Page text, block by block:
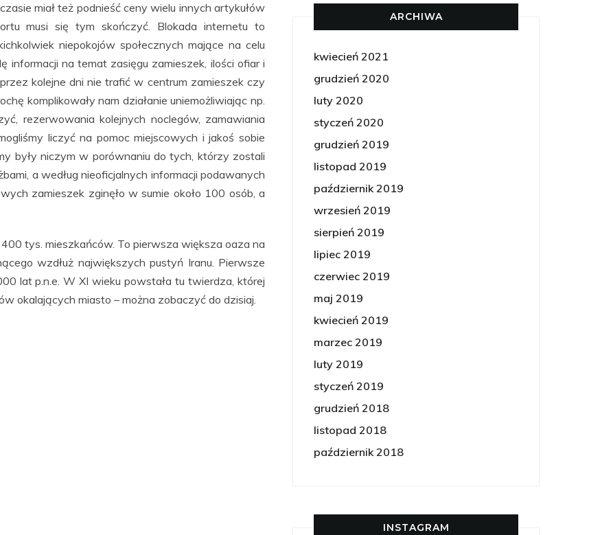
miał też podnieść ceny wielu innych artykułów
musi się tym skończyć. Blokada internetu to
niepokojów społecznych mające na celu
informacji na temat zasięgu zamieszek, ilości ofiar i
kolejne dni nie trafić w centrum zamieszek czy
komplikowały nam działanie uniemożliwiając np.
rezerwowania kolejnych noclegów, zamawiania
liczyć na pomoc miejscowych i jakoś sobie
były niczym w porównaniu do tych, którzy zostali
a według nieoficjalnych informacji podawanych
zamieszek zginęło w sumie około 100 osób, a
tys. mieszkańców. To pierwsza większa oaza na
wzdłuż największych pustyń Iranu. Pierwsze
lat p.n.e. W XI wieku powstała tu twierdza, której
okalających miasto – można zobaczyć do dzisiaj.
ARCHIWA
kwiecień 2021
grudzień 2020
luty 2020
styczeń 2020
grudzień 2019
listopad 2019
październik 2019
wrzesień 2019
sierpień 2019
lipiec 2019
czerwiec 2019
maj 2019
kwiecień 2019
marzec 2019
luty 2019
styczeń 2019
grudzień 2018
listopad 2018
październik 2018
INSTAGRAM